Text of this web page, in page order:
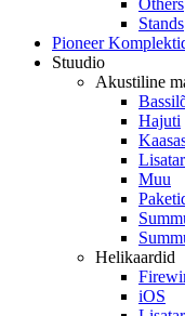
Stands
Pioneer
Stuudio
Akustiline
Hajuti
Muu
Helikaardid
iOS